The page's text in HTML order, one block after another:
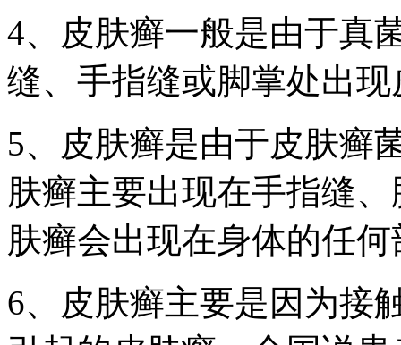
4、皮肤癣一般是由于真
缝、手指缝或脚掌处出
5、皮肤癣是由于皮肤癣
肤癣主要出现在手指缝
肤癣会出现在身体的任
6、皮肤癣主要是因为接